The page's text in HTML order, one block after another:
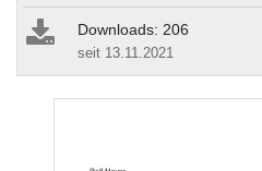
Downloads: 206
seit 13.11.2021